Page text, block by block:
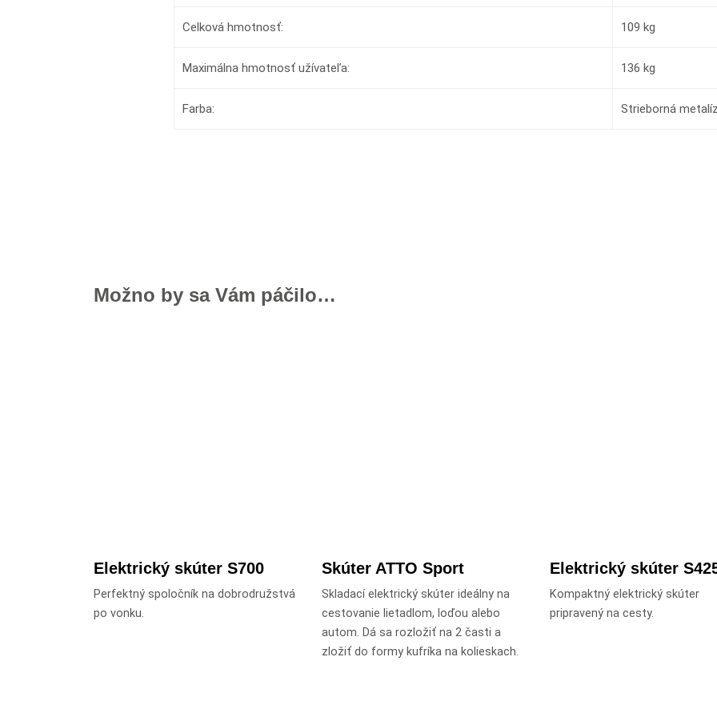
Celková hmotnosť: 109 kg
Maximálna hmotnosť užívateľa: 136 kg
Farba: Strieborná
Možno by sa Vám páčilo…
Elektrický skúter S700
Perfektný spoločník na dobrodružstvá
po vonku.
Skúter ATTO Sport
Skladací elektrický skúter ideálny na
cestovanie lietadlom, loďou alebo
autom. Dá sa rozložiť na 2 časti a
zložiť do formy kufríka na kolieskach.
Elektrický skúter
Kompaktný elektrický skúter
pripravený na cesty.